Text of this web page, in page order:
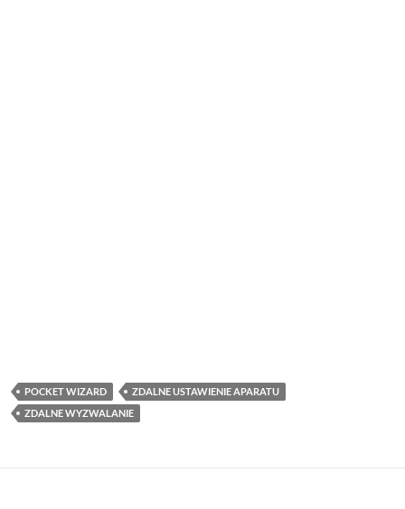
POCKET WIZARD
ZDALNE USTAWIENIE APARATU
ZDALNE WYZWALANIE